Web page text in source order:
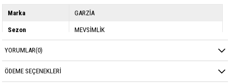
Marka GARZİA
Sezon MEVSİMLİK
Kumaş Cinsi
YORUMLAR(0)
ÖDEME SEÇENEKLERI